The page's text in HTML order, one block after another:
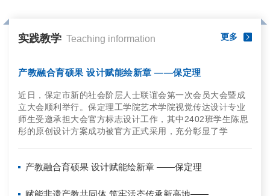
更多
实践教学 Teaching information
产教融合育硕果 设计赋能绘新章 ——保定理
近日，保定市新的社会阶层人士联谊会第一次会员大会暨成
立大会顺利举行。保定理工学院艺术学院视觉传达设计专业
师生受邀承担大会官方标志设计工作，其中2402班学生陈思
彤的原创设计方案成功被官方正式采用，充分彰显了学
产教融合育硕果 设计赋能绘新章 ——保定理